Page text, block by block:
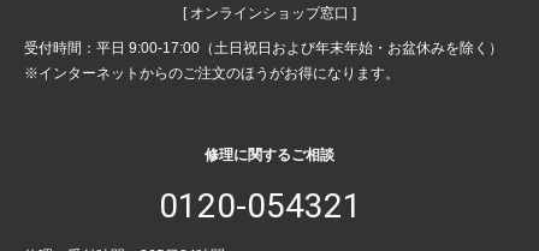
[ オンラインショップ窓口 ]
受付時間：平日 9:00-17:00（土日祝日および年末年始・お盆休みを除く）
※インターネットからのご注文のほうがお得になります。
修理に関するご相談
0120-054321